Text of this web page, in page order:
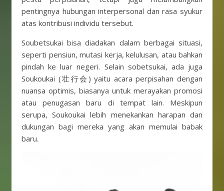
pentingnya hubungan interpersonal dan rasa syukur
atas kontribusi individu tersebut.
Soubetsukai bisa diadakan dalam berbagai situasi,
seperti pensiun, mutasi kerja, kelulusan, atau bahkan
pindah ke luar negeri. Selain sobetsukai, ada juga
Soukoukai (壮行会) yaitu acara perpisahan dengan
nuansa optimis, biasanya untuk merayakan promosi
atau penugasan baru di tempat lain. Meskipun
serupa, Soukoukai lebih menekankan harapan dan
dukungan bagi mereka yang akan memulai babak
baru.